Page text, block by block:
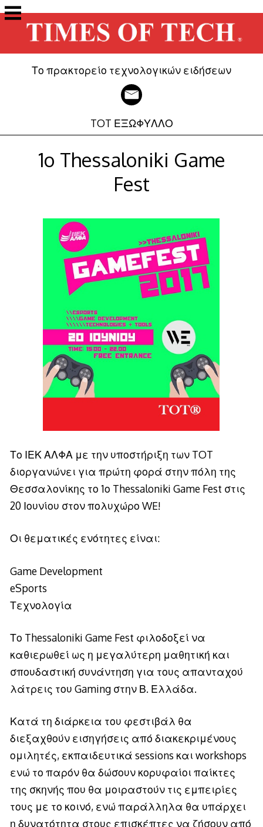
Μετάβαση
στο
περιεχόμενο
Το πρακτορείο τεχνολογικών ειδήσεων
TOT ΕΞΩΦΥΛΛΟ
1o Thessaloniki Game
Fest
Το ΙΕΚ ΑΛΦΑ με την υποστήριξη των TOT
διοργανώνει για πρώτη φορά στην πόλη της
Θεσσαλονίκης το 1ο Thessaloniki Game Fest στις
20 Ιουνίου στον πολυχώρο WE!
Οι θεματικές ενότητες είναι:
Game Development
eSports
Τεχνολογία
Το Thessaloniki Game Fest φιλοδοξεί να
καθιερωθεί ως η μεγαλύτερη μαθητική και
σπουδαστική συνάντηση για τους απανταχού
λάτρεις του Gaming στην Β. Ελλάδα.
Κατά τη διάρκεια του φεστιβάλ θα
διεξαχθούν εισηγήσεις από διακεκριμένους
ομιλητές, εκπαιδευτικά sessions και workshops
ενώ το παρόν θα δώσουν κορυφαίοι παίκτες
της σκηνής που θα μοιραστούν τις εμπειρίες
τους με το κοινό, ενώ παράλληλα θα υπάρχει
η δυνατότητα στους επισκέπτες να ζήσουν από